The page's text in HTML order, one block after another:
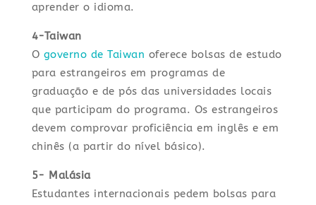
aprender o idioma.
4-Taiwan
O governo de Taiwan oferece bolsas de estudo
para estrangeiros em programas de
graduação e de pós das universidades locais
que participam do programa. Os estrangeiros
devem comprovar proficiência em inglês e em
chinês (a partir do nível básico).
5- Malásia
Estudantes internacionais pedem bolsas para